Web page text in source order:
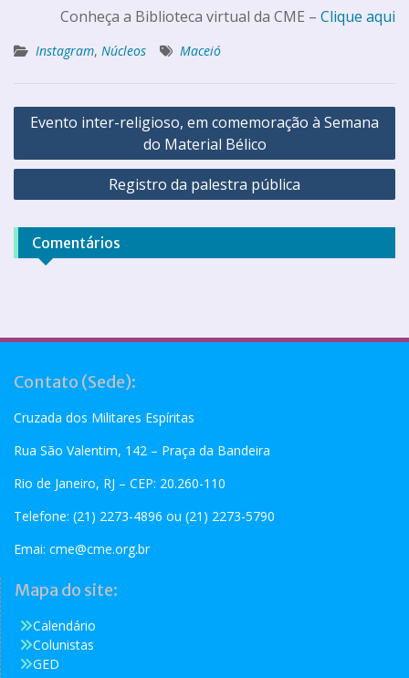
Conheça a Biblioteca virtual da CME – Clique aqui
Instagram, Núcleos Maceió
Evento inter-religioso, em comemoração à Semana
do Material Bélico
Registro da palestra pública
Comentários
Contato (Sede):
Cruzada dos Militares Espíritas
Rua São Valentim, 142 – Praça da Bandeira
Rio de Janeiro, RJ – CEP: 20.260-110
Telefone: (21) 2273-4896 ou (21) 2273-5790
Emai: cme@cme.org.br
Mapa do site:
Calendário
Colunistas
GED